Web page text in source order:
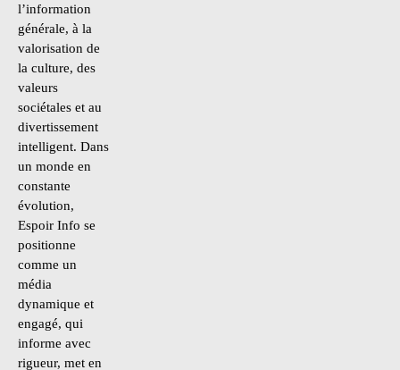
l’information
générale, à la
valorisation de
la culture, des
valeurs
sociétales et au
divertissement
intelligent. Dans
un monde en
constante
évolution,
Espoir Info se
positionne
comme un
média
dynamique et
engagé, qui
informe avec
rigueur, met en